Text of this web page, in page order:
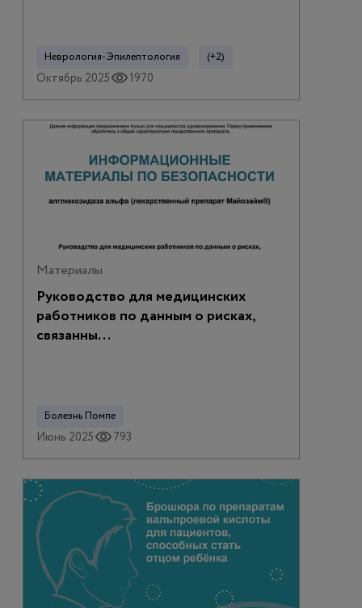
Неврология-Эпилептология (+2)
Октябрь 2025 1970
Материалы
Руководство для медицинских
работников по данным о рисках,
связанны...
Болезнь Помпе
Июнь 2025 793